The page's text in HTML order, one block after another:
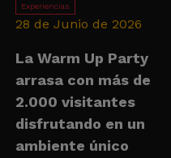
Experiencias
28 de Junio de 2026
La Warm Up Party
arrasa con más de
2.000 visitantes
disfrutando en un
ambiente único